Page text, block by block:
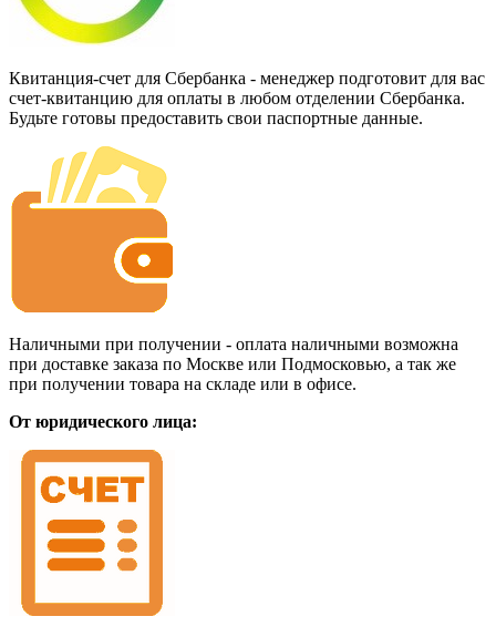
Квитанция-счет для Сбербанка - менеджер подготовит для вас
счет-квитанцию для оплаты в любом отделении Сбербанка.
Будьте готовы предоставить свои паспортные данные.
Наличными при получении - оплата наличными возможна
при доставке заказа по Москве или Подмосковью, а так же
при получении товара на складе или в офисе.
От юридического лица: